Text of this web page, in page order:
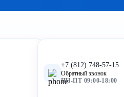
+7 (812) 748-57-15
Обратный звонок
ПН-ПТ 09:00-18:00